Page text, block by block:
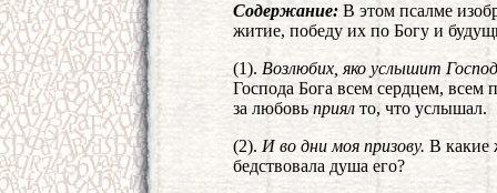
Содержание: В этом псалме
житие, победу их по Богу и
(1). Возлюбих, яко услышит
Господа Бога всем сердцем,
за любовьприял то, что услышал.
(2). И во дни моя призову. В какие
бедствовала душа его?